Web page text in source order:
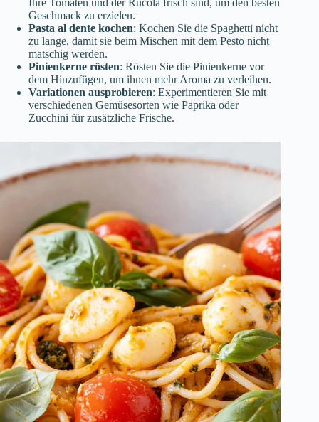
Geschmack zu erzielen.
Pasta al dente kochen: Kochen Sie die Spaghetti nicht
zu lange, damit sie beim Mischen mit dem Pesto nicht
matschig werden.
Pinienkerne rösten: Rösten Sie die Pinienkerne vor
dem Hinzufügen, um ihnen mehr Aroma zu verleihen.
Variationen ausprobieren: Experimentieren Sie mit
verschiedenen Gemüsesorten wie Paprika oder
Zucchini für zusätzliche Frische.